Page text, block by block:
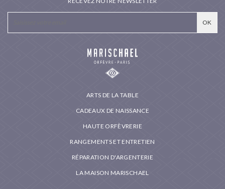
ARTS DE LA TABLE
CADEAUX DE NAISSANCE
HAUTE ORFÈVRERIE
RANGEMENTS ET ENTRETIEN
RÉPARATION D'ARGENTERIE
LA MAISON MARISCHAEL